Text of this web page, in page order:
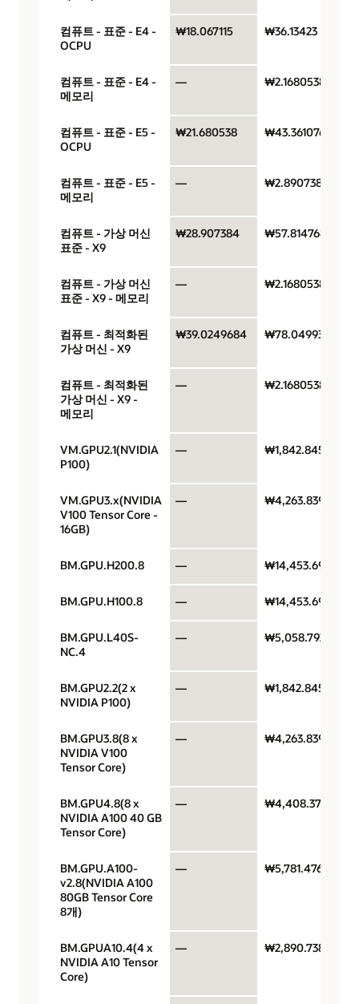
컴퓨트 - 표준 - E4 -
OCPU
₩18.067115 ₩36.13423
컴퓨트 - 표준 - E4 -
메모리
— ₩2.1680538
컴퓨트 - 표준 - E5 -
OCPU
₩21.680538 ₩43.361076
컴퓨트 - 표준 - E5 -
메모리
— ₩2.8907384
컴퓨트 - 가상 머신
표준 - X9
₩28.907384 ₩57.814768
컴퓨트 - 가상 머신
표준 - X9 - 메모리
— ₩2.1680538
컴퓨트 - 최적화된
가상 머신 - X9
₩39.0249684 ₩78.0499368
컴퓨트 - 최적화된
가상 머신 - X9 -
메모리
— ₩2.1680538
VM.GPU2.1(NVIDIA
P100)
— ₩1,842.84573
VM.GPU3.x(NVIDIA
V100 Tensor Core -
16GB)
— ₩4,263.83914
BM.GPU.H200.8 — ₩14,453.692
BM.GPU.H100.8 — ₩14,453.692
BM.GPU.L40S-
NC.4
— ₩5,058.7922
BM.GPU2.2(2 x
NVIDIA P100)
— ₩1,842.84573
BM.GPU3.8(8 x
NVIDIA V100
Tensor Core)
— ₩4,263.83914
BM.GPU4.8(8 x
NVIDIA A100 40 GB
Tensor Core)
— ₩4,408.37606
BM.GPU.A100-
v2.8(NVIDIA A100
80GB Tensor Core
8개)
— ₩5,781.4768
BM.GPUA10.4(4 x
NVIDIA A10 Tensor
Core)
— ₩2,890.7384